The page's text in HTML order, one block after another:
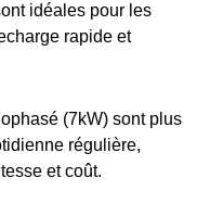
idéales pour les
rapide et
(7kW) sont plus
régulière,
et coût.